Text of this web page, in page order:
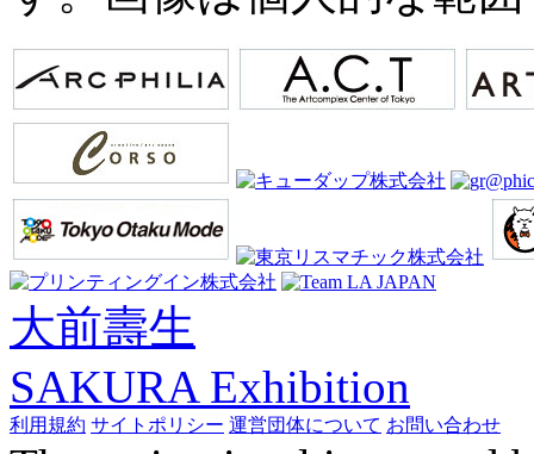
大前壽生
SAKURA Exhibition
利用規約 サイトポリシー 運営団体について お問い合わせ